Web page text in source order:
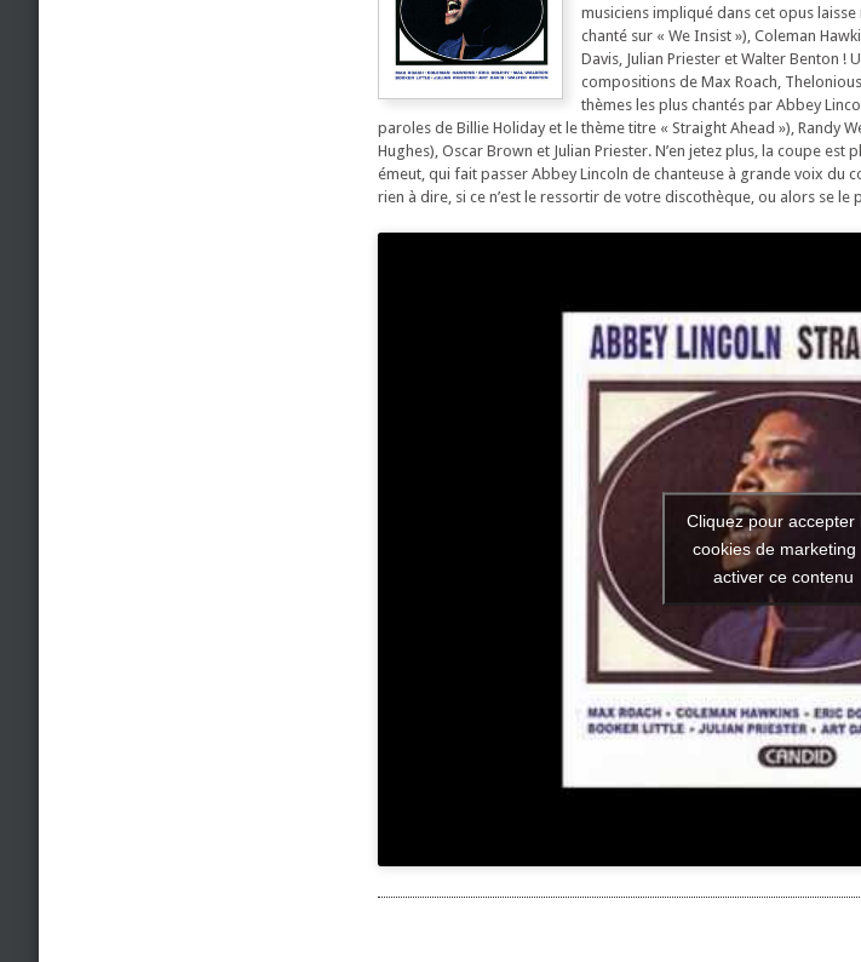
musiciens impliqué dans cet opus
chanté sur « We Insist »), Coleman
Davis, Julian Priester et Walter Benton
compositions de Max Roach,
thèmes les plus chantés par Abbey
paroles de Billie Holiday et le thème titre « Straight Ahead »), Randy
Hughes), Oscar Brown et Julian Priester. N’en jetez plus, la coupe est
émeut, qui fait passer Abbey Lincoln de chanteuse à grande voix du
rien à dire, si ce n’est le ressortir de votre discothèque, ou alors se
Cliquez pour accepter
cookies de marketing
activer ce contenu